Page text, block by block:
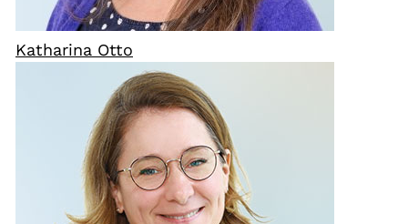
Katharina Otto